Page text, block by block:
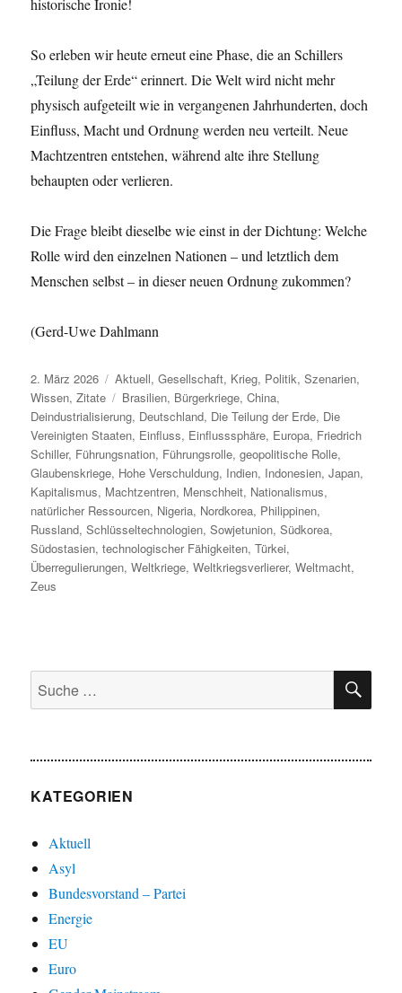
historische Ironie!
So erleben wir heute erneut eine Phase, die an Schillers
„Teilung der Erde“ erinnert. Die Welt wird nicht mehr
physisch aufgeteilt wie in vergangenen Jahrhunderten, doch
Einfluss, Macht und Ordnung werden neu verteilt. Neue
Machtzentren entstehen, während alte ihre Stellung
behaupten oder verlieren.
Die Frage bleibt dieselbe wie einst in der Dichtung: Welche
Rolle wird den einzelnen Nationen – und letztlich dem
Menschen selbst – in dieser neuen Ordnung zukommen?
(Gerd-Uwe Dahlmann
Veröffentlicht
am
2. März 2026 Kategorien
Aktuell,Gesellschaft, Krieg, Politik,Szenarien,
Wissen,Zitate Schlagwörter
Brasilien, Bürgerkriege,China,
Deindustrialisierung, Deutschland, Die Teilung der Erde, Die
Vereinigten Staaten, Einfluss, Einflusssphäre, Europa, Friedrich
Schiller, Führungsnation, Führungsrolle,geopolitische Rolle,
Glaubenskriege, Hohe Verschuldung, Indien, Indonesien,Japan,
Kapitalismus, Machtzentren, Menschheit, Nationalismus,
natürlicher Ressourcen, Nigeria, Nordkorea, Philippinen,
Russland,Schlüsseltechnologien,Sowjetunion,Südkorea,
Südostasien,technologischer Fähigkeiten,Türkei,
Überregulierungen,Weltkriege,Weltkriegsverlierer,Weltmacht,
Zeus
Suche
nach:
KATEGORIEN
Aktuell
Asyl
Bundesvorstand – Partei
Energie
EU
Euro